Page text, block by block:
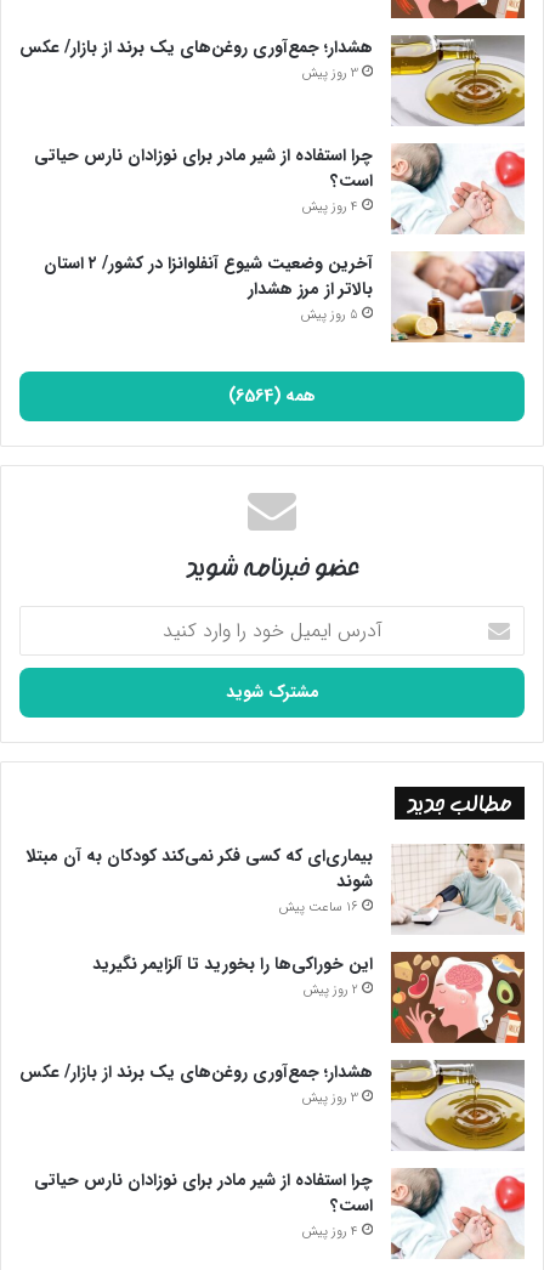
هشدار؛ جمع‌آوری روغن‌های یک برند از بازار/ عکس
3 روز پیش
چرا استفاده از شیر مادر برای نوزادان نارس حیاتی
است؟
4 روز پیش
آخرین وضعیت شیوع آنفلوانزا در کشور/ ۲ استان
بالاتر از مرز هشدار
5 روز پیش
همه (6564)
عضو خبرنامه شوید
آدرس
ایمیل
خود
وارد
کنید
مطالب جدید
بیماری‌ای که کسی فکر نمی‌کند کودکان به آن مبتلا
شوند
16 ساعت پیش
این خوراکی‌ها را بخورید تا آلزایمر نگیرید
2 روز پیش
هشدار؛ جمع‌آوری روغن‌های یک برند از بازار/ عکس
3 روز پیش
چرا استفاده از شیر مادر برای نوزادان نارس حیاتی
است؟
4 روز پیش